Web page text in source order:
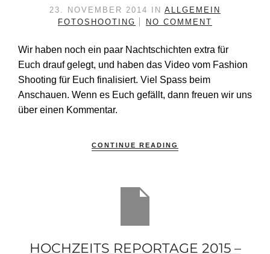
23. NOVEMBER 2014 IN ALLGEMEIN
FOTOSHOOTING
NO COMMENT
Wir haben noch ein paar Nachtschichten extra für
Euch drauf gelegt, und haben das Video vom Fashion
Shooting für Euch finalisiert. Viel Spass beim
Anschauen. Wenn es Euch gefällt, dann freuen wir uns
über einen Kommentar.
CONTINUE READING
HOCHZEITS REPORTAGE 2015 –